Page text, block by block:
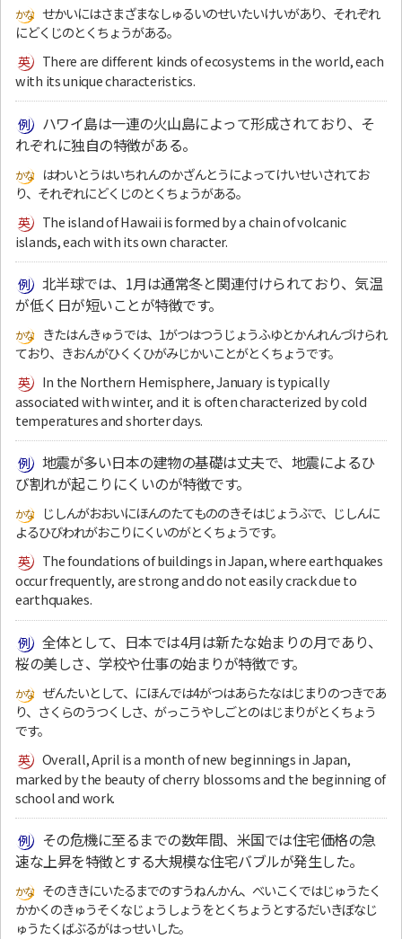
せかいにはさまざまなしゅるいのせいたいけいがあり、それぞれ
にどくじのとくちょうがある。
There are different kinds of ecosystems in the world, each
with its unique characteristics.
ハワイ島は一連の火山島によって形成されており、そ
れぞれに独自の特徴がある。
はわいとうはいちれんのかざんとうによってけいせいされてお
り、それぞれにどくじのとくちょうがある。
The island of Hawaii is formed by a chain of volcanic
islands, each with its own character.
北半球では、1月は通常冬と関連付けられており、気温
が低く日が短いことが特徴です。
きたはんきゅうでは、1がつはつうじょうふゆとかんれんづけられ
ており、きおんがひくくひがみじかいことがとくちょうです。
In the Northern Hemisphere, January is typically
associated with winter, and it is often characterized by cold
temperatures and shorter days.
地震が多い日本の建物の基礎は丈夫で、地震によるひ
び割れが起こりにくいのが特徴です。
じしんがおおいにほんのたてもののきそはじょうぶで、じしんに
よるひびわれがおこりにくいのがとくちょうです。
The foundations of buildings in Japan, where earthquakes
occur frequently, are strong and do not easily crack due to
earthquakes.
全体として、日本では4月は新たな始まりの月であり、
桜の美しさ、学校や仕事の始まりが特徴です。
ぜんたいとして、にほんでは4がつはあらたなはじまりのつきであ
り、さくらのうつくしさ、がっこうやしごとのはじまりがとくちょう
です。
Overall, April is a month of new beginnings in Japan,
marked by the beauty of cherry blossoms and the beginning of
school and work.
その危機に至るまでの数年間、米国では住宅価格の急
速な上昇を特徴とする大規模な住宅バブルが発生した。
そのききにいたるまでのすうねんかん、べいこくではじゅうたく
かかくのきゅうそくなじょうしょうをとくちょうとするだいきぼなじ
ゅうたくばぶるがはっせいした。